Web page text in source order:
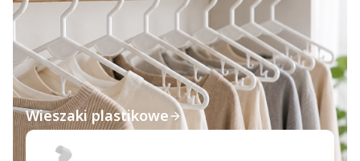
Wieszaki plastikowe